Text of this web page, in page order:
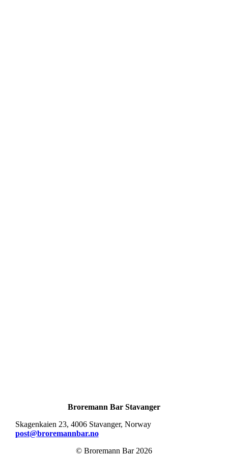
Broremann Bar Stavanger
Skagenkaien 23, 4006 Stavanger, Norway
post@broremannbar.no
© Broremann Bar 2026